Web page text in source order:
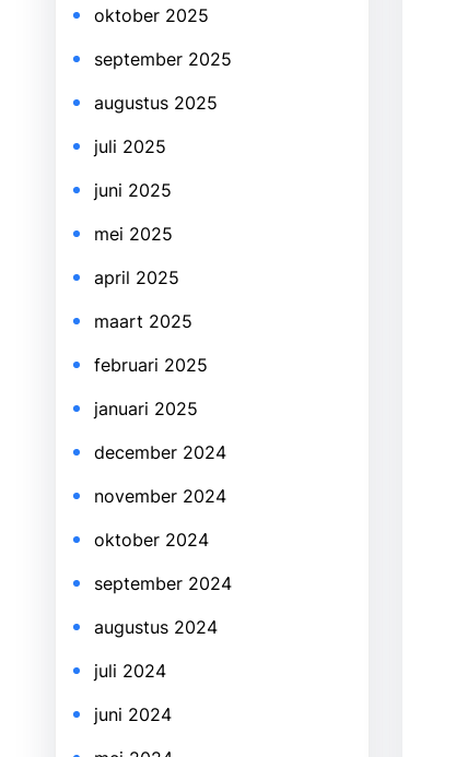
oktober 2025
september 2025
augustus 2025
juli 2025
juni 2025
mei 2025
april 2025
maart 2025
februari 2025
januari 2025
december 2024
november 2024
oktober 2024
september 2024
augustus 2024
juli 2024
juni 2024